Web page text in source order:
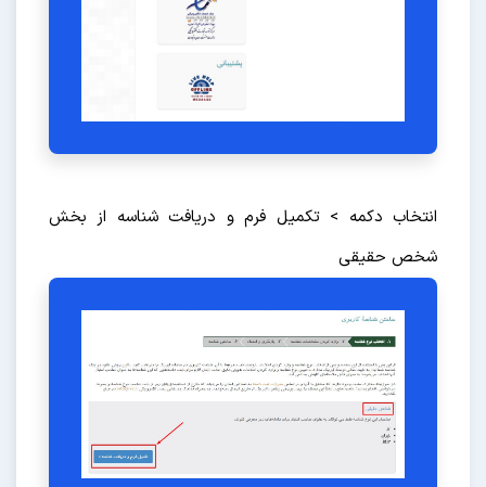
انتخاب دکمه > تکمیل فرم و دریافت شناسه از بخش
شخص حقیقی